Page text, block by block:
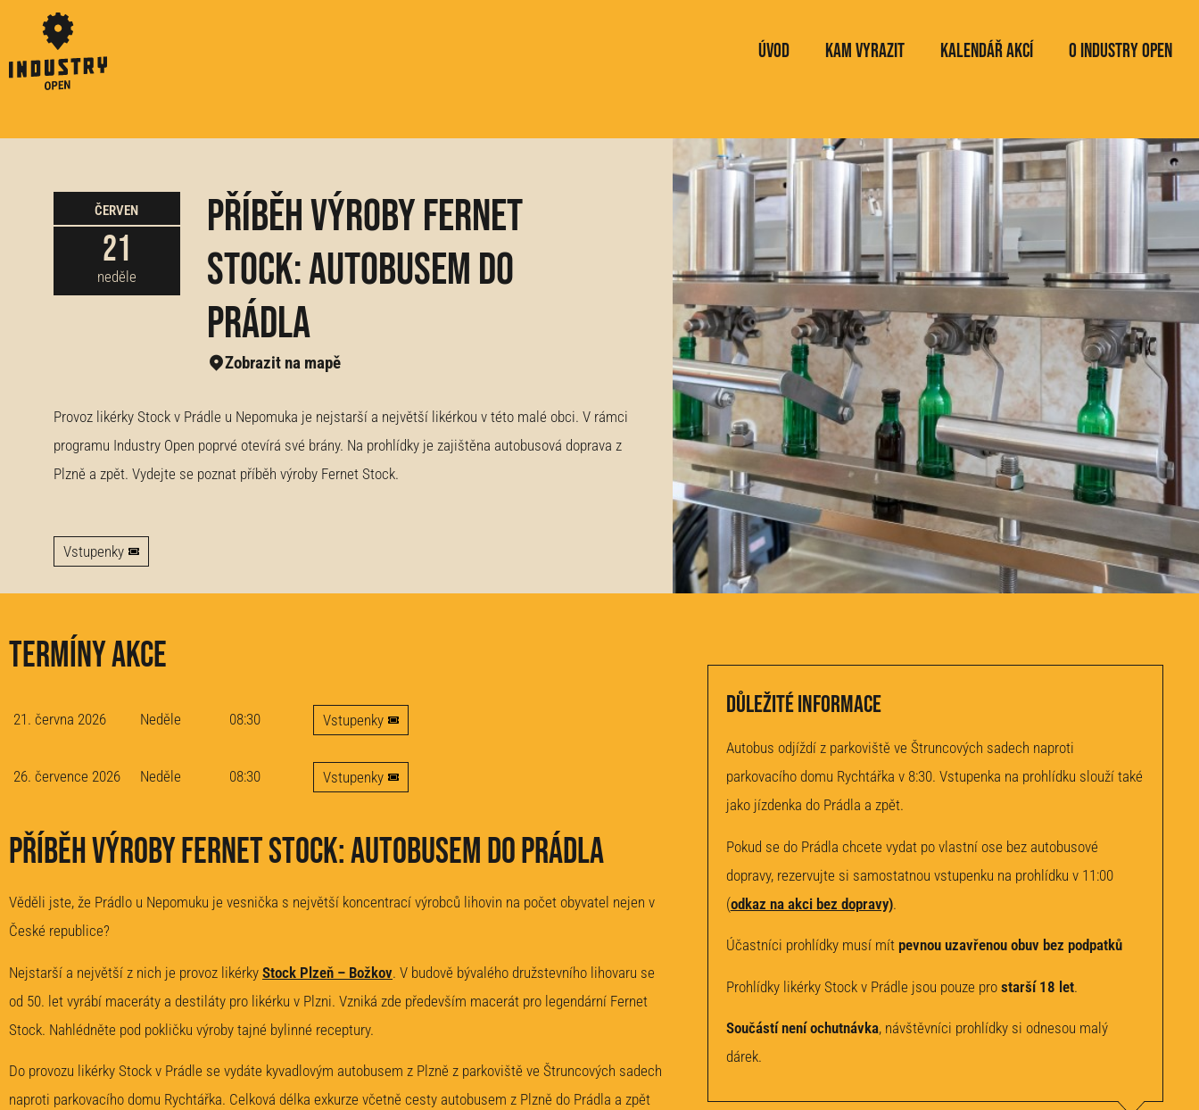
Úvod Kam vyrazit Kalendář akcí O Industry Open
ČERVEN
21
neděle
Příběh výroby Fernet
Stock: Autobusem do
Prádla
Zobrazit na mapě
Provoz likérky Stock v Prádle u Nepomuka je nejstarší a největší likérkou v této malé obci. V rámci
programu Industry Open poprvé otevírá své brány. Na prohlídky je zajištěna autobusová doprava z
Plzně a zpět. Vydejte se poznat příběh výroby Fernet Stock.
Vstupenky
Termíny akce
21. června 2026 Neděle 08:30 Vstupenky
26. července 2026 Neděle 08:30 Vstupenky
Příběh výroby Fernet Stock: Autobusem do Prádla
Věděli jste, že Prádlo u Nepomuku je vesnička s největší koncentrací výrobců lihovin na počet obyvatel nejen v
České republice?
Nejstarší a největší z nich je provoz likérky Stock Plzeň – Božkov. V budově bývalého družstevního lihovaru se
od 50. let vyrábí maceráty a destiláty pro likérku v Plzni. Vzniká zde především macerát pro legendární Fernet
Stock. Nahlédněte pod pokličku výroby tajné bylinné receptury.
Do provozu likérky Stock v Prádle se vydáte kyvadlovým autobusem z Plzně z parkoviště ve Štruncových sadech
naproti parkovacího domu Rychtářka. Celková délka exkurze včetně cesty autobusem z Plzně do Prádla a zpět
Důležité informace
Autobus odjíždí z parkoviště ve Štruncových sadech naproti
parkovacího domu Rychtářka v 8:30. Vstupenka na prohlídku slouží také
jako jízdenka do Prádla a zpět.
Pokud se do Prádla chcete vydat po vlastní ose bez autobusové
dopravy, rezervujte si samostatnou vstupenku na prohlídku v 11:00
(odkaz na akci bez dopravy).
Účastníci prohlídky musí mít pevnou uzavřenou obuv bez podpatků
Prohlídky likérky Stock v Prádle jsou pouze pro starší 18 let.
Součástí není ochutnávka, návštěvníci prohlídky si odnesou malý
dárek.